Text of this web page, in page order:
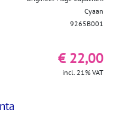
Cyaan
9265B001
€ 22,00
incl. 21% VAT